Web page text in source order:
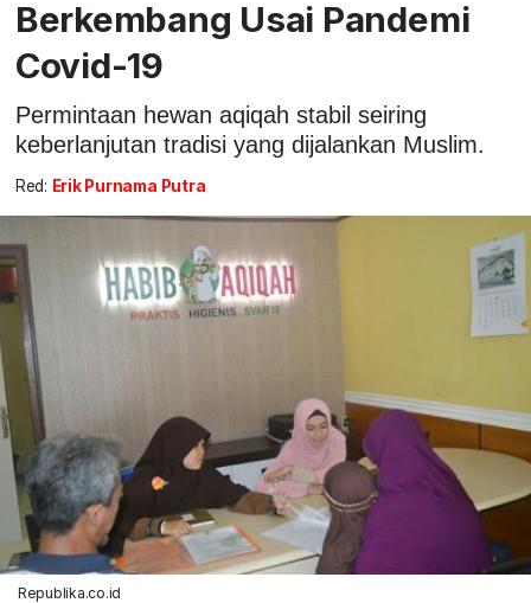
Berkembang Usai Pandemi
Covid-19
Permintaan hewan aqiqah stabil seiring
keberlanjutan tradisi yang dijalankan Muslim.
Red: Erik Purnama Putra
Republika.co.id